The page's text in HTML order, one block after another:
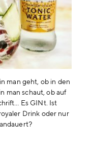
man geht, ob in den
man schaut, ob auf
Es GINt. Ist
Drink oder nur